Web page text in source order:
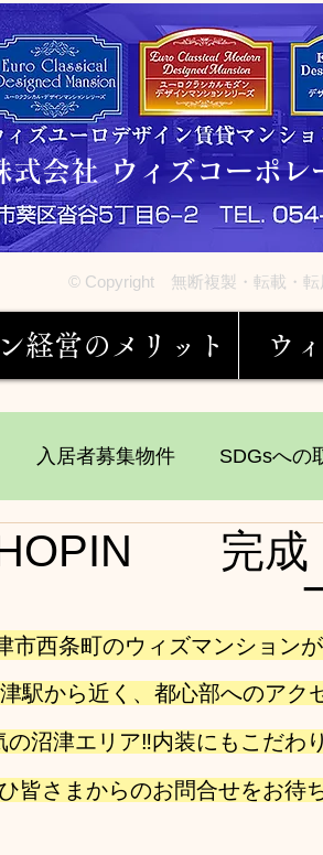
式会社 ウィズコーポレ
© Copyright 無断複製・転載・転
経営のメリット ウ
入居者募集物件 SDGsへの
完成
市西条町のウィズマンション
駅から近く、都心部へのアク
の沼津エリア‼内装にもこだわ
皆さまからのお問合せをお待